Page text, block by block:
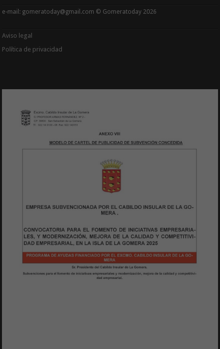
e-mail: gomeratoday@gmail.com © Gomeratoday 2026
Aviso legal
Política de privacidad